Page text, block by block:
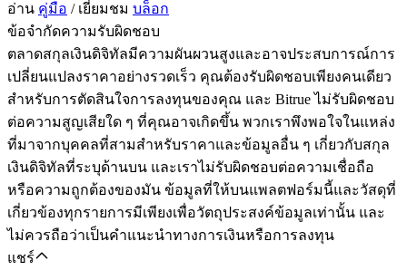
อ่าน คู่มือ / เยี่ยมชม บล็อก
ข้อจำกัดความรับผิดชอบ
ตลาดสกุลเงินดิจิทัลมีความผันผวนสูงและอาจประสบการณ์การ
เปลี่ยนแปลงราคาอย่างรวดเร็ว คุณต้องรับผิดชอบเพียงคนเดียว
สำหรับการตัดสินใจการลงทุนของคุณ และ Bitrue ไม่รับผิดชอบ
ต่อความสูญเสียใด ๆ ที่คุณอาจเกิดขึ้น พวกเราพึงพอใจในแหล่ง
ที่มาจากบุคคลที่สามสำหรับราคาและข้อมูลอื่น ๆ เกี่ยวกับสกุล
เงินดิจิทัลที่ระบุด้านบน และเราไม่รับผิดชอบต่อความเชื่อถือ
หรือความถูกต้องของมัน ข้อมูลที่ให้บนแพลตฟอร์มนี้และวัสดุที่
เกี่ยวข้องทุกรายการมีเพียงเพื่อวัตถุประสงค์ข้อมูลเท่านั้น และ
ไม่ควรถือว่าเป็นคำแนะนำทางการเงินหรือการลงทุน
แชร์